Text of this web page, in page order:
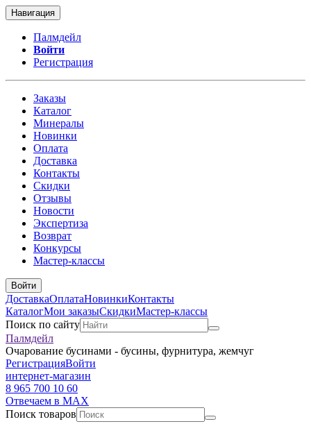
Навигация
Палмдейл
Войти
Регистрация
Заказы
Каталог
Минералы
Новинки
Оплата
Доставка
Контакты
Скидки
Отзывы
Новости
Экспертиза
Возврат
Конкурсы
Мастер-классы
Войти
ДоставкаОплатаНовинкиКонтакты
КаталогМои заказыСкидкиМастер-классы
Поиск по сайту
Палмдейл
Очарование бусинами - бусины, фурнитура, жемчуг
РегистрацияВойти
интернет-магазин
8 965 700 10 60
Отвечаем в MAX
Поиск товаров